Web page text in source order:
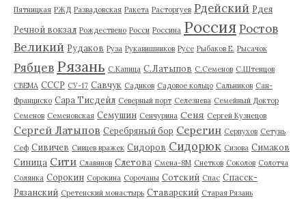
Пятницкая РЖД Развадовская Ракета Расторгуев Рдейский Рдея
Речной вокзал Рождествено Росси Россина Россия Ростов
Великий Рудаков Руза Рукавишников Русе Рыбаков Е. Рысачок
Рябцев Рязань С.Капица С.Латыпов С.Семенов С.Штенцов
СВЕМА СССР СУ-17 Савчук Садиков Садовое кольцо Сальников Сан-
Франциско Сара Тисдейл Северный порт Селезнева Семейный Доктор
Семенов Семеновская Семушин Сенчурина Сеня Сергей Кузнецов
Сергей Латыпов Серебряный бор Серегин Серпухов Сетунь
Сеф Сивичев Сивцев вражек Сидоров Сидорюк Сизова Симаков
Синица Сити Славянов Слетова Смена-8М Снетков Соколов Солотча
Солянка Сорокин Сорокина Сорочаны Сотский Спас Спасск-
Рязанский Сретенский монастырь Ставарский Старая Рязань